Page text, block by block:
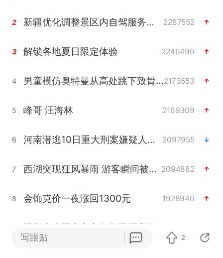
2 新疆优化调整景区内自驾服务收费 2287552
3 解锁各地夏日限定体验 2246490
4 男童模仿奥特曼从高处跳下致骨折2173553
5 峰哥 汪海林 2169309
6 河南潜逃10日重大刑案嫌疑人落网 2097955
7 西湖突现狂风暴雨 游客瞬间被浇透 2094882
8 金饰克价一夜涨回1300元 1928946
写跟贴 2